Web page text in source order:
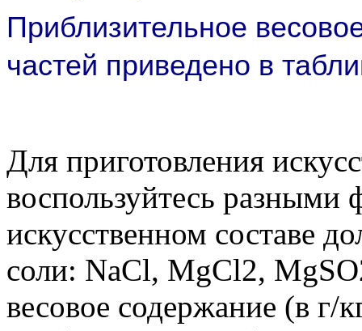
Приблизительное
частей приведено в
Для приготовления
воспользуйтесь
искусственном составе
соли: NaCl, MgCl2,
весовое содержание (в г/